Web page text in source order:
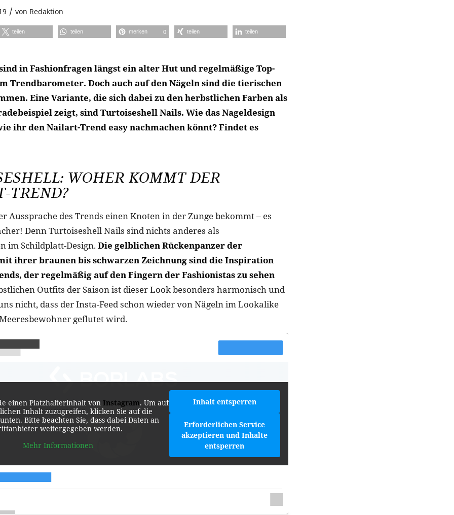
/ von Redaktion
teilen teilen merken 0 teilen teilen
in Fashionfragen längst ein alter Hut und regelmäßige Top-
Trendbarometer. Doch auch auf den Nägeln sind die tierischen
Eine Variante, die sich dabei zu den herbstlichen Farben als
zeigt, sind Turtoiseshell Nails. Wie das Nageldesign
ihr den Nailart-Trend easy nachmachen könnt? Findet es
WOHER KOMMT DER
TREND?
Aussprache des Trends einen Knoten in der Zunge bekommt – es
Denn Turtoiseshell Nails sind nichts anderes als
im Schildplatt-Design. Die gelblichen Rückenpanzer der
ihrer braunen bis schwarzen Zeichnung sind die Inspiration
der regelmäßig auf den Fingern der Fashionistas zu sehen
Outfits der Saison ist dieser Look besonders harmonisch und
nicht, dass der Insta-Feed schon wieder von Nägeln im Lookalike
geflutet wird.
einen Platzhalterinhalt von Instagram. Um auf
Inhalt zuzugreifen, klicken Sie auf die
Bitte beachten Sie, dass dabei Daten an
weitergegeben werden.
Mehr Informationen
Inhalt entsperren
Erforderlichen Service
akzeptieren und Inhalte
entsperren